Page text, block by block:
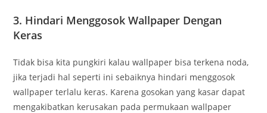
3. Hindari Menggosok Wallpaper Dengan
Keras
Tidak bisa kita pungkiri kalau wallpaper bisa terkena noda,
jika terjadi hal seperti ini sebaiknya hindari menggosok
wallpaper terlalu keras. Karena gosokan yang kasar dapat
mengakibatkan kerusakan pada permukaan wallpaper